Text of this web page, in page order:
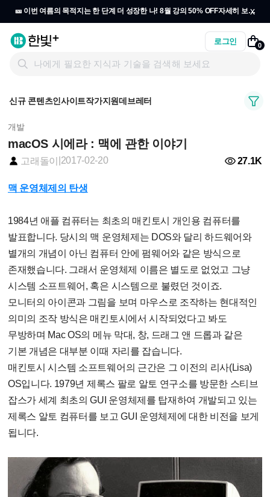
🎫 이번 여름의 목적지는 한 단계 더 성장한 나! 8월 강의 50% OFF자세히 보기
x
로그인 0
신규 콘텐츠인사이트작가지원데브레터
개발
macOS 시에라 : 맥에 관한 이야기
고래돌이 2017-02-20 27.1K
맥 운영체제의 탄생
1984년 애플 컴퓨터는 최초의 매킨토시 개인용 컴퓨터를
발표합니다. 당시의 맥 운영체제는 DOS와 달리 하드웨어와
별개의 개념이 아닌 컴퓨터 안에 펌웨어와 같은 방식으로
존재했습니다. 그래서 운영체제 이름은 별도로 없었고 그냥
시스템 소프트웨어, 혹은 시스템으로 불렸던 것이죠.
모니터의 아이콘과 그림을 보며 마우스로 조작하는 현대적인
의미의 조작 방식은 매킨토시에서 시작되었다고 봐도
무방하며 Mac OS의 메뉴 막대, 창, 드래그 앤 드롭과 같은
기본 개념은 대부분 이때 자리를 잡습니다.
매킨토시 시스템 소프트웨어의 근간은 그 이전의 리사(Lisa)
OS입니다. 1979년 제록스 팔로 알토 연구소를 방문한 스티브
잡스가 세계 최초의 GUI 운영체제를 탑재하여 개발되고 있는
제록스 알토 컴퓨터를 보고 GUI 운영체제에 대한 비전을 보게
됩니다.